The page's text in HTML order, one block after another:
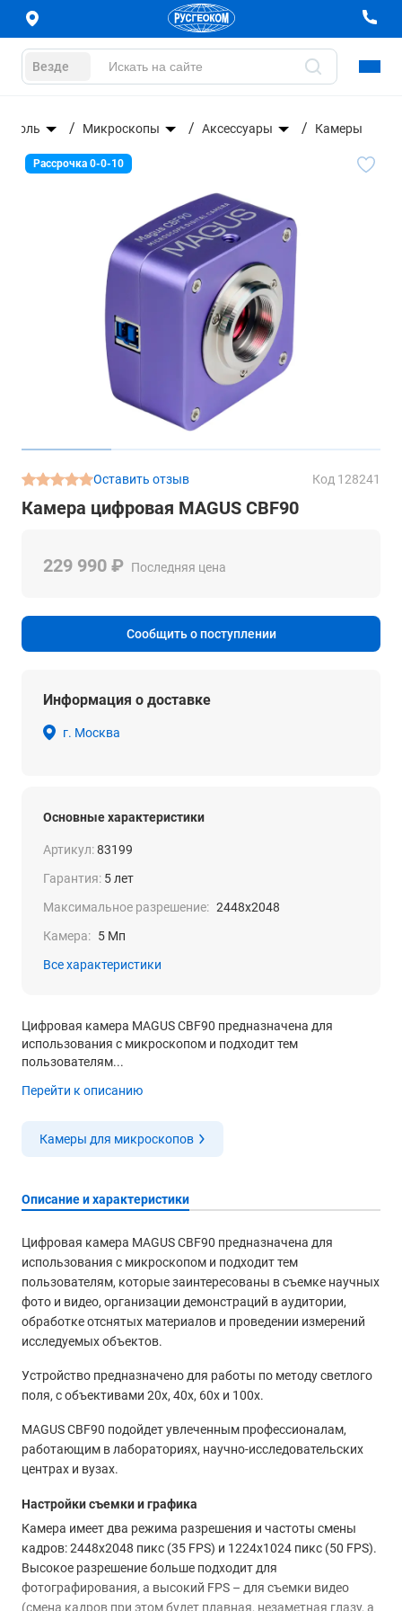
Везде
Микроскопы Аксессуары Камеры
Рассрочка 0-0-10
Оставить отзыв Код 128241
Камера цифровая MAGUS CBF90
229 990 ₽ Последняя цена
Сообщить о поступлении
Информация о доставке
г. Москва
Основные характеристики
Артикул:83199
Гарантия: 5 лет
Максимальное разрешение: 2448x2048
Камера: 5 Мп
Все характеристики
Цифровая камера MAGUS CBF90 предназначена для
использования с микроскопом и подходит тем
пользователям...
Перейти к описанию
Камеры для микроскопов
Описание и характеристики
Цифровая камера MAGUS CBF90 предназначена для
использования с микроскопом и подходит тем
пользователям, которые заинтересованы в съемке научных
фото и видео, организации демонстраций в аудитории,
обработке отснятых материалов и проведении измерений
исследуемых объектов.
Устройство предназначено для работы по методу светлого
поля, с объективами 20х, 40х, 60х и 100х.
MAGUS CBF90 подойдет увлеченным профессионалам,
работающим в лабораториях, научно-исследовательских
центрах и вузах.
Настройки съемки и графика
Камера имеет два режима разрешения и частоты смены
кадров: 2448x2048 пикс (35 FPS) и 1224x1024 пикс (50 FPS).
Высокое разрешение больше подходит для
фотографирования, а высокий FPS – для съемки видео
(смена кадров при этом будет плавная, незаметная глазу, а